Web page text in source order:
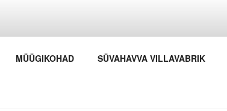
LOODUSTALU
MÜÜGIKOHAD SÜVAHAVVA VILLAVABRIK